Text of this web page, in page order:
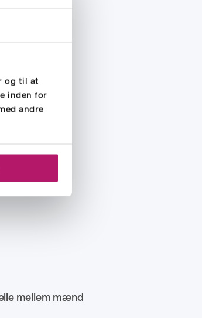
og til at
inden for
andre
ikke har
mellem mænd